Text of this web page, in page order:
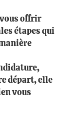
vous offrir
étapes qui
départ, elle
vous